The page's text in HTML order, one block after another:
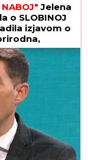
Jelena
o SLOBINOJ
izjavom o